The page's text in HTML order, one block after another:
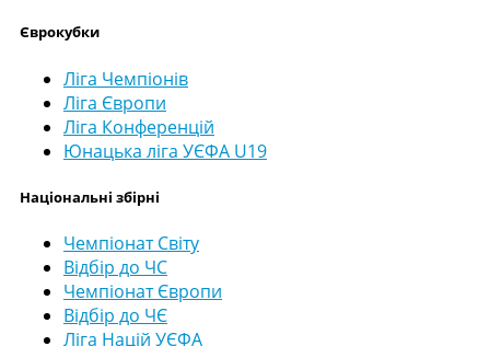
Єврокубки
Ліга Чемпіонів
Ліга Європи
Ліга Конференцій
Юнацька ліга УЄФА U19
Національні збірні
Чемпіонат Світу
Відбір до ЧС
Чемпіонат Європи
Відбір до ЧЄ
Ліга Націй УЄФА